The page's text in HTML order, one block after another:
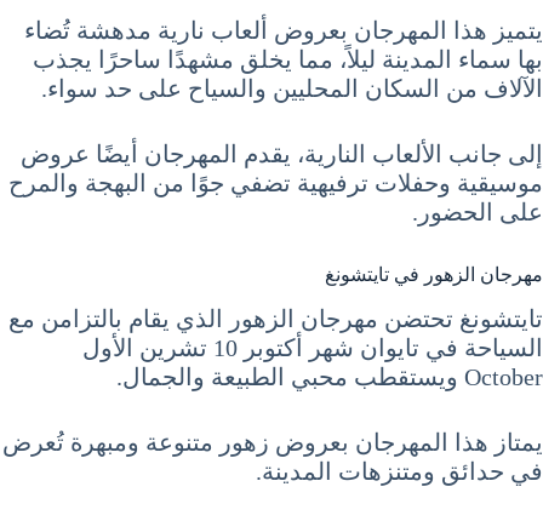
يتميز هذا المهرجان بعروض ألعاب نارية مدهشة تُضاء
بها سماء المدينة ليلاً، مما يخلق مشهدًا ساحرًا يجذب
الآلاف من السكان المحليين والسياح على حد سواء.
إلى جانب الألعاب النارية، يقدم المهرجان أيضًا عروض
موسيقية وحفلات ترفيهية تضفي جوًا من البهجة والمرح
على الحضور.
مهرجان الزهور في تايتشونغ
تايتشونغ تحتضن مهرجان الزهور الذي يقام بالتزامن مع
السياحة في تايوان شهر أكتوبر 10 تشرين الأول
October ويستقطب محبي الطبيعة والجمال.
يمتاز هذا المهرجان بعروض زهور متنوعة ومبهرة تُعرض
في حدائق ومتنزهات المدينة.